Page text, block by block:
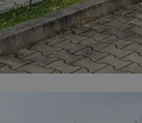
Wydajność Targetowanie
korzystanie z podstawowych
niezbędnych plików cookie nie można